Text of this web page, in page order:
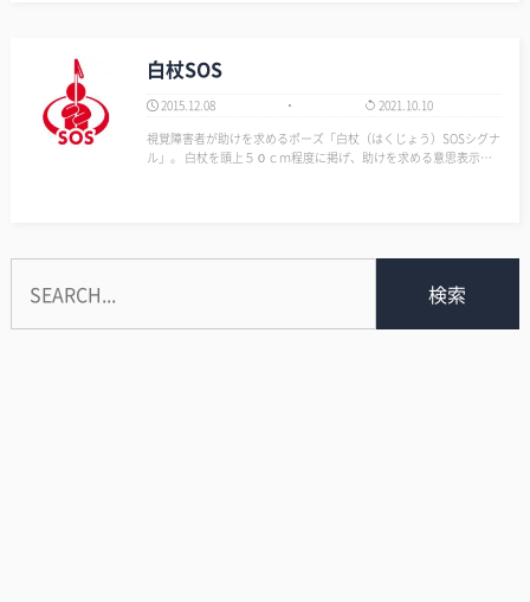
白杖SOS
2015.12.08
2021.10.10
視覚障害者が助けを求めるポーズ「白杖（はくじょう）SOSシグナ
ル」。 白杖を頭上５０ｃｍ程度に掲げ、助けを求める意思表示を
検索